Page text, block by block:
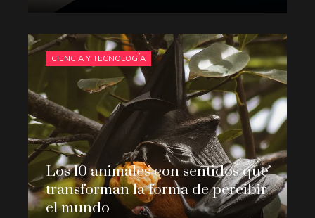
CIENCIA Y TECNOLOGÍA
Los 10 animales con sentidos que
transforman la forma de percibir
el mundo